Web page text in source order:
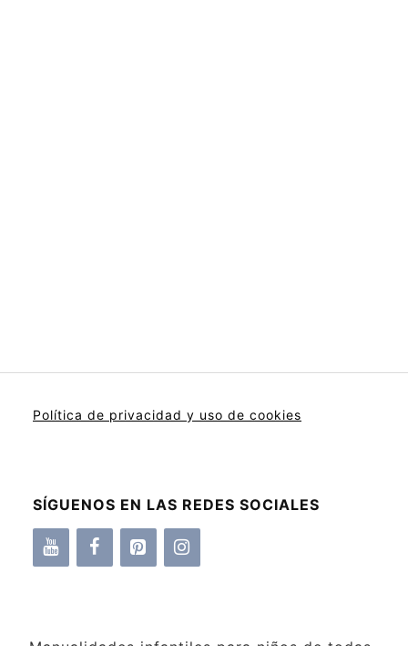
Política de privacidad y uso de cookies
SÍGUENOS EN LAS REDES SOCIALES